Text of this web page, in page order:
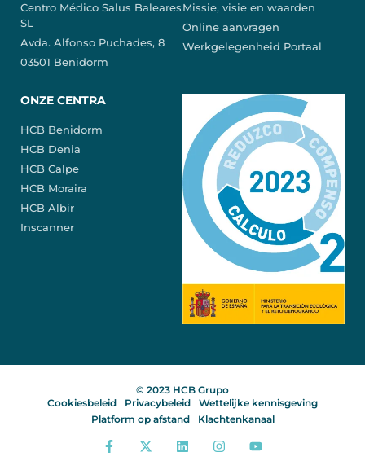
Centro Médico Salus Baleares
SL
Avda. Alfonso Puchades, 8
03501 Benidorm
Missie, visie en waarden
Online aanvragen
Werkgelegenheid Portaal
ONZE CENTRA
HCB Benidorm
HCB Denia
HCB Calpe
HCB Moraira
HCB Albir
Inscanner
© 2023 HCB Grupo
Cookiesbeleid
Privacybeleid
Wettelijke kennisgeving
Platform op afstand
Klachtenkanaal